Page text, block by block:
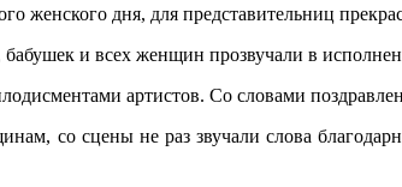
женского дня, для представительниц
и всех женщин прозвучали в
артистов. Со словами
со сцены не раз звучали слова